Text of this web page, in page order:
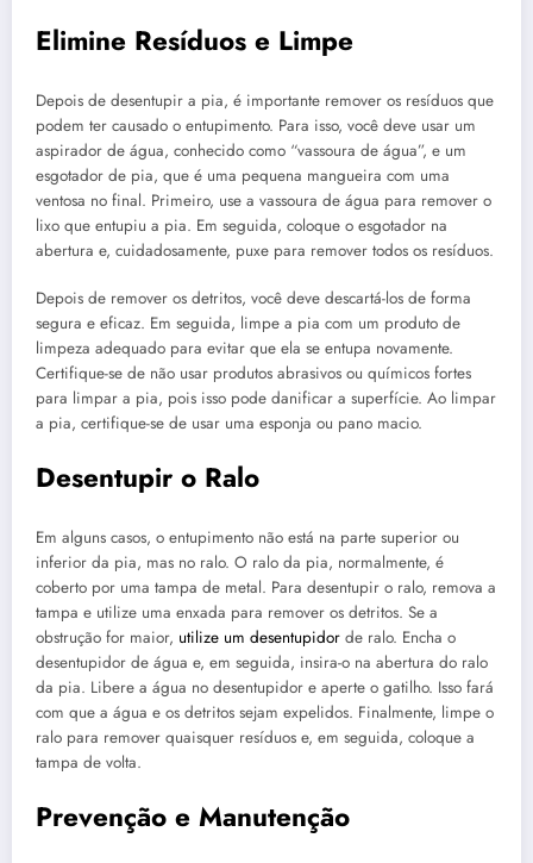
Elimine Resíduos e Limpe
Depois de desentupir a pia, é importante remover os resíduos que
podem ter causado o entupimento. Para isso, você deve usar um
aspirador de água, conhecido como “vassoura de água”, e um
esgotador de pia, que é uma pequena mangueira com uma
ventosa no final. Primeiro, use a vassoura de água para remover o
lixo que entupiu a pia. Em seguida, coloque o esgotador na
abertura e, cuidadosamente, puxe para remover todos os resíduos.
Depois de remover os detritos, você deve descartá-los de forma
segura e eficaz. Em seguida, limpe a pia com um produto de
limpeza adequado para evitar que ela se entupa novamente.
Certifique-se de não usar produtos abrasivos ou químicos fortes
para limpar a pia, pois isso pode danificar a superfície. Ao limpar
a pia, certifique-se de usar uma esponja ou pano macio.
Desentupir o Ralo
Em alguns casos, o entupimento não está na parte superior ou
inferior da pia, mas no ralo. O ralo da pia, normalmente, é
coberto por uma tampa de metal. Para desentupir o ralo, remova a
tampa e utilize uma enxada para remover os detritos. Se a
obstrução for maior, utilize um desentupidor de ralo. Encha o
desentupidor de água e, em seguida, insira-o na abertura do ralo
da pia. Libere a água no desentupidor e aperte o gatilho. Isso fará
com que a água e os detritos sejam expelidos. Finalmente, limpe o
ralo para remover quaisquer resíduos e, em seguida, coloque a
tampa de volta.
Prevenção e Manutenção